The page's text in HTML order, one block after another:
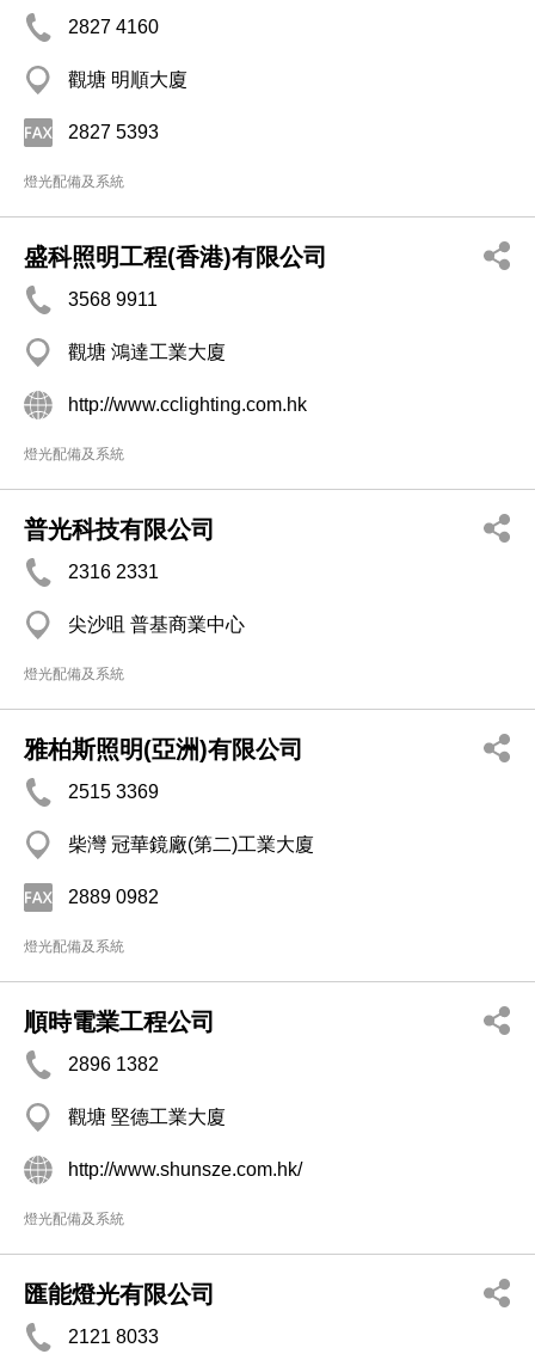
2827 4160
觀塘 明順大廈
2827 5393
燈光配備及系統
盛科照明工程(香港)有限公司
3568 9911
觀塘 鴻達工業大廈
http://www.cclighting.com.hk
燈光配備及系統
普光科技有限公司
2316 2331
尖沙咀 普基商業中心
燈光配備及系統
雅柏斯照明(亞洲)有限公司
2515 3369
柴灣 冠華鏡廠(第二)工業大廈
2889 0982
燈光配備及系統
順時電業工程公司
2896 1382
觀塘 堅德工業大廈
http://www.shunsze.com.hk/
燈光配備及系統
匯能燈光有限公司
2121 8033